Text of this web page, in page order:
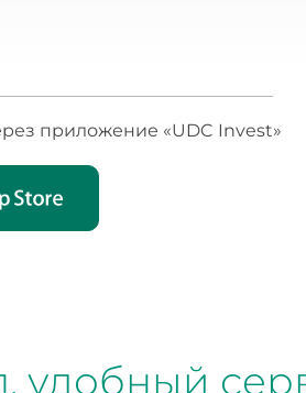
приложение «UDC Invest»
удобный